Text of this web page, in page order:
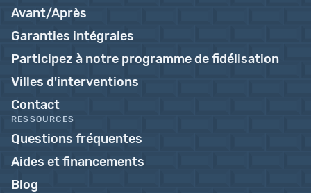
Avant/Après
Garanties intégrales
Participez à notre programme de fidélisation
Villes d'interventions
Contact
RESSOURCES
Questions fréquentes
Aides et financements
Blog